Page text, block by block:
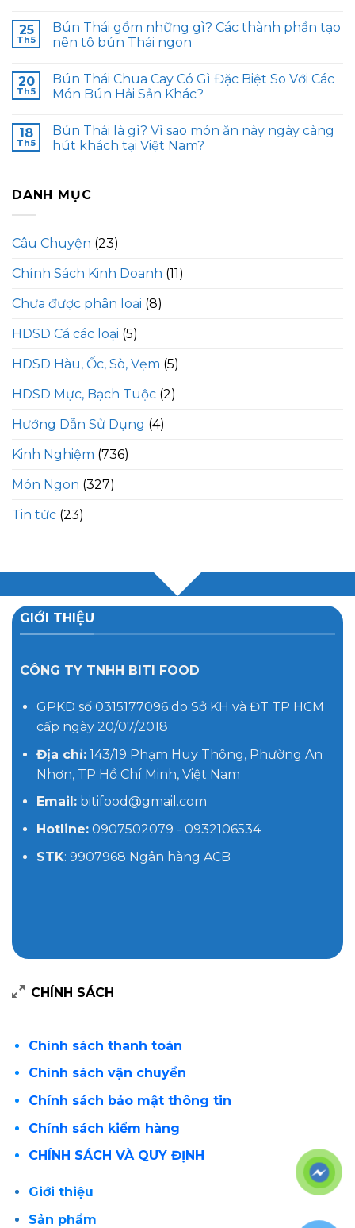
25
Th5
Bún Thái gồm những gì? Các thành phần tạo
nên tô bún Thái ngon
20
Th5
Bún Thái Chua Cay Có Gì Đặc Biệt So Với Các
Món Bún Hải Sản Khác?
18
Th5
Bún Thái là gì? Vì sao món ăn này ngày càng
hút khách tại Việt Nam?
DANH MỤC
Câu Chuyện (23)
Chính Sách Kinh Doanh (11)
Chưa được phân loại (8)
HDSD Cá các loại (5)
HDSD Hàu, Ốc, Sò, Vẹm (5)
HDSD Mực, Bạch Tuộc (2)
Hướng Dẫn Sử Dụng (4)
Kinh Nghiệm (736)
Món Ngon (327)
Tin tức (23)
GIỚI THIỆU
CÔNG TY TNHH BITI FOOD
GPKD số 0315177096 do Sở KH và ĐT TP HCM
cấp ngày 20/07/2018
Địa chỉ:143/19 Phạm Huy Thông, Phường An
Nhơn, TP Hồ Chí Minh, Việt Nam
Email:bitifood@gmail.com
Hotline:0907502079 - 0932106534
STK: 9907968 Ngân hàng ACB
CHÍNH SÁCH
Chính sách thanh toán
Chính sách vận chuyển
Chính sách bảo mật thông tin
Chính sách kiểm hàng
CHÍNH SÁCH VÀ QUY ĐỊNH
Giới thiệu
Sản phẩm